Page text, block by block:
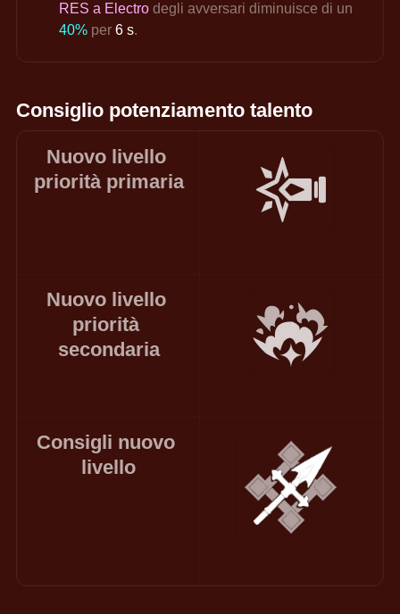
RES a Electro degli avversari diminuisce di un
40% per 6 s.
Consiglio potenziamento talento
Nuovo livello
priorità primaria
Nuovo livello
priorità
secondaria
Consigli nuovo
livello